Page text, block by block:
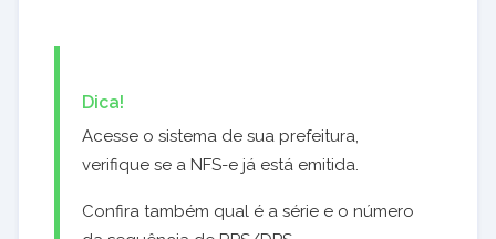
Dica!
Acesse o sistema de sua prefeitura,
verifique se a NFS-e já está emitida.
Confira também qual é a série e o número